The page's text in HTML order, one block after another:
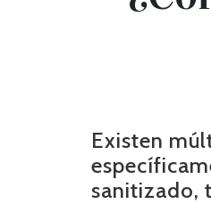
Existen
sanitizado,